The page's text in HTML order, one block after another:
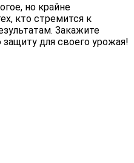
но крайне
кто стремится к
Закажите
для своего урожая!